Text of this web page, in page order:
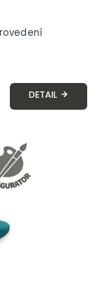
DETAIL